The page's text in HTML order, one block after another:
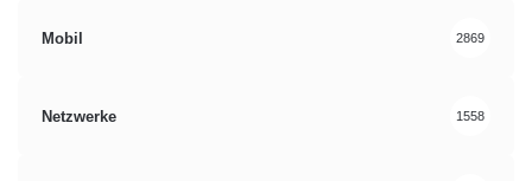
Mobil 2869
Netzwerke 1558